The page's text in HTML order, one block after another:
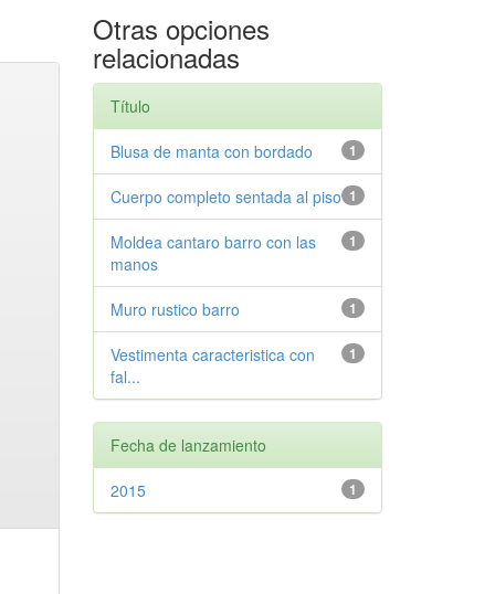
Otras opciones
relacionadas
Título
1
Blusa de manta con bordado
1
Cuerpo completo sentada al piso
1
Moldea cantaro barro con las
manos
1
Muro rustico barro
1
Vestimenta caracteristica con
fal...
Fecha de lanzamiento
1
2015